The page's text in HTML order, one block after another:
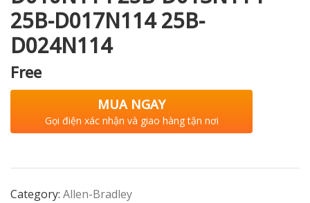
25B-D017N114 25B-
D024N114
Free
MUA NGAY
Gọi điện xác nhận và giao hàng tận nơi
Category: Allen-Bradley